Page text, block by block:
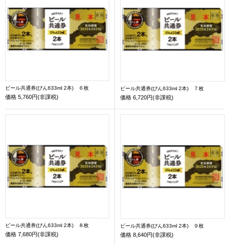
ビール共通券(びん633ml 2本) ６枚
価格 5,760円(非課税)
ビール共通券(びん633ml 2本) ７枚
価格 6,720円(非課税)
ビール共通券(びん633ml 2本) ８枚
価格 7,680円(非課税)
ビール共通券(びん633ml 2本) ９枚
価格 8,640円(非課税)